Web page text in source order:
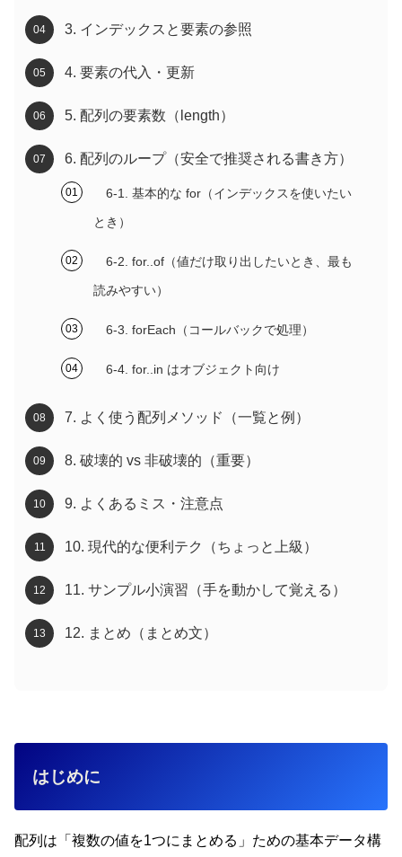
3. インデックスと要素の参照
4. 要素の代入・更新
5. 配列の要素数（length）
6. 配列のループ（安全で推奨される書き方）
6-1. 基本的な for（インデックスを使いたい
とき）
6-2. for..of（値だけ取り出したいとき、最も
読みやすい）
6-3. forEach（コールバックで処理）
6-4. for..in はオブジェクト向け
7. よく使う配列メソッド（一覧と例）
8. 破壊的 vs 非破壊的（重要）
9. よくあるミス・注意点
10. 現代的な便利テク（ちょっと上級）
11. サンプル小演習（手を動かして覚える）
12. まとめ（まとめ文）
はじめに
配列は「複数の値を1つにまとめる」ための基本データ構